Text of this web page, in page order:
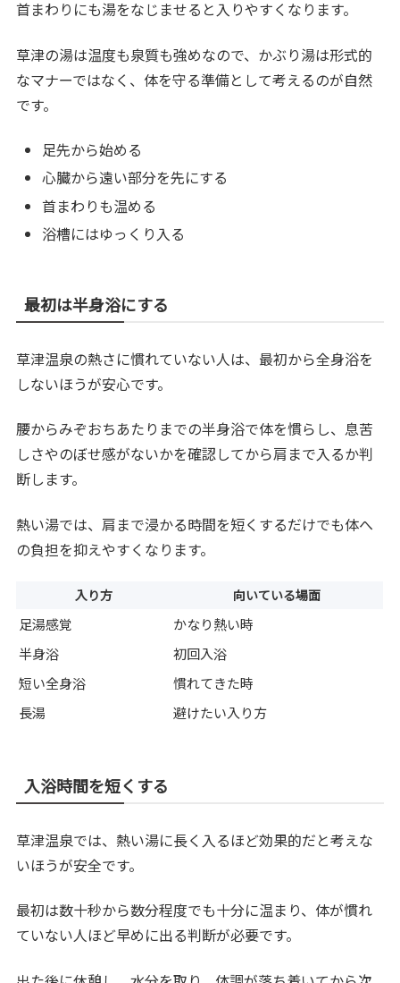
首まわりにも湯をなじませると入りやすくなります。
草津の湯は温度も泉質も強めなので、かぶり湯は形式的
なマナーではなく、体を守る準備として考えるのが自然
です。
足先から始める
心臓から遠い部分を先にする
首まわりも温める
浴槽にはゆっくり入る
最初は半身浴にする
草津温泉の熱さに慣れていない人は、最初から全身浴を
しないほうが安心です。
腰からみぞおちあたりまでの半身浴で体を慣らし、息苦
しさやのぼせ感がないかを確認してから肩まで入るか判
断します。
熱い湯では、肩まで浸かる時間を短くするだけでも体へ
の負担を抑えやすくなります。
入り方 向いている場面
足湯感覚
かなり熱い時
半身浴
初回入浴
短い全身浴
慣れてきた時
長湯
避けたい入り方
入浴時間を短くする
草津温泉では、熱い湯に長く入るほど効果的だと考えな
いほうが安全です。
最初は数十秒から数分程度でも十分に温まり、体が慣れ
ていない人ほど早めに出る判断が必要です。